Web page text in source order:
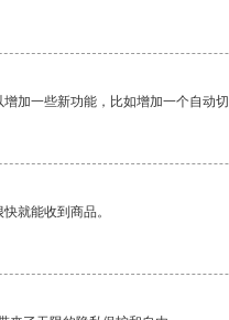
加一些新功能，比如增加一个自动切
就能收到商品。